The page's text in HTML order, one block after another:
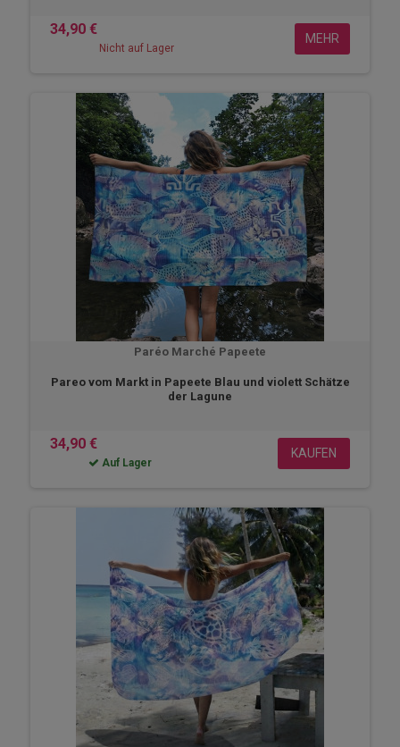
34,90 €
Nicht auf Lager
MEHR
Paréo Marché Papeete
Pareo vom Markt in Papeete Blau und violett Schätze
der Lagune
34,90 €
Auf Lager
KAUFEN